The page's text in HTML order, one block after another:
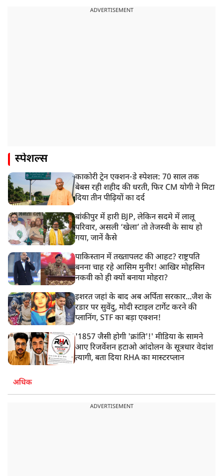
ADVERTISEMENT
स्पेशल्स
काकोरी ट्रेन एक्शन-डे स्पेशल: 70 साल तक
बेबस रही शहीद की धरती, फिर CM योगी ने मिटा
दिया तीन पीढ़ियों का दर्द
बांकीपुर में हारी BJP, लेकिन सदमे में लालू
परिवार, असली ‘खेला’ तो तेजस्वी के साथ हो
गया, जानें कैसे
पाकिस्तान में तख्तापलट की आहट? राष्ट्रपति
बनना चाह रहे आसिम मुनीर! आखिर मोहसिन
नकवी को ही क्यों बनाया मोहरा?
इशरत जहां के बाद अब अर्पिता सरकार...जैश के
रडार पर सुवेंदु, मोदी स्टाइल टार्गेट करने की
प्लानिंग, STF का बड़ा एक्शन!
'1857 जैसी होगी 'क्रांति'!' मीडिया के सामने
आए रिजर्वेशन हटाओ आंदोलन के सूत्रधार वेदांश
त्यागी, बता दिया RHA का मास्टरप्लान
अधिक
ADVERTISEMENT